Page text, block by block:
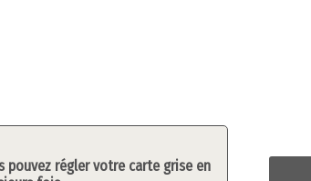
pouvez régler votre carte grise en